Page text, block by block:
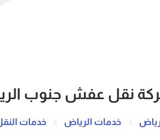
عفش جنوب الرياض
خدمات الرياض خدمات